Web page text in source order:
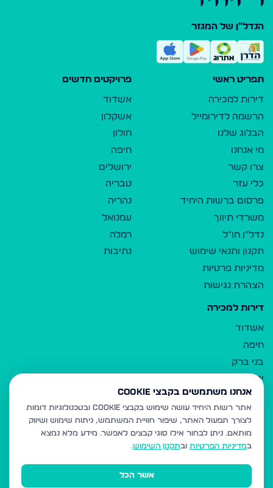
הנדל"ן של המגזר
תפריט ראשי
דירות למכירה
הרשמה לדירומייל
הבלוג שלנו
מי אנחנו
צרו קשר
כלי עזר
פרסום ברשות היחיד
משרדי תיווך
נדל"ן חו"ל
תקנון ותנאי שימוש
מדיניות פרטיות
הצהרת נגישות
פרויקטים חדשים
אשדוד
אשקלון
חולון
חיפה
ירושלים
טבריה
נהריה
עמנואל
רמלה
נתיבות
דירות למכירה
אשדוד
חיפה
בני ברק
ירושלים
אלעד
גבעת זאב
בית שמש
רכסים
מודיעין עילית
אנחנו משתמשים בקבצי Cookie
אתר רשות היחיד עושה שימוש בקבצי Cookie ובטכנולוגיות דומות
לצורך תפעול האתר, שיפור חוויית המשתמש, ניתוח שימוש ושיווק
מותאם. ניתן לבחור אילו סוגי קבצים לאפשר. מידע מלא נמצא
במדיניות הפרטיות ובתקנון השימוש.
אשר הכל